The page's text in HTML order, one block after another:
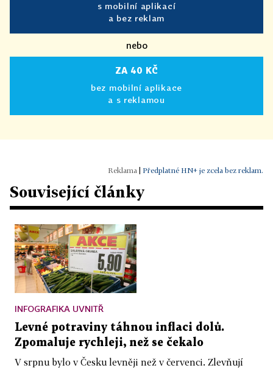
s mobilní aplikací
a bez reklam
nebo
ZA 40 KČ
bez mobilní aplikace
a s reklamou
Předplatné HN+ je zcela bez reklam.
Související články
INFOGRAFIKA UVNITŘ
Levné potraviny táhnou inflaci dolů.
Zpomaluje rychleji, než se čekalo
V srpnu bylo v Česku levněji než v červenci. Zlevňují